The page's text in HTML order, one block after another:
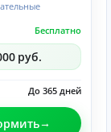
Бесплатно
руб.
До 365 дней